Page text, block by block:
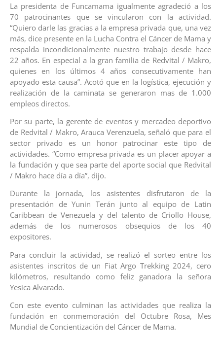
La presidenta de Funcamama igualmente agradeció a los
70 patrocinantes que se vincularon con la actividad.
“Quiero darle las gracias a la empresa privada que, una vez
más, dice presente en la Lucha Contra el Cáncer de Mama y
respalda incondicionalmente nuestro trabajo desde hace
22 años. En especial a la gran familia de Redvital / Makro,
quienes en los últimos 4 años consecutivamente han
apoyado esta causa”. Acotó que en la logística, ejecución y
realización de la caminata se generaron mas de 1.000
empleos directos.
Por su parte, la gerente de eventos y mercadeo deportivo
de Redvital / Makro, Arauca Verenzuela, señaló que para el
sector privado es un honor patrocinar este tipo de
actividades. “Como empresa privada es un placer apoyar a
la fundación y que sea parte del aporte social que Redvital
/ Makro hace día a día”, dijo.
Durante la jornada, los asistentes disfrutaron de la
presentación de Yunin Terán junto al equipo de Latin
Caribbean de Venezuela y del talento de Criollo House,
además de los numerosos obsequios de los 40
expositores.
Para concluir la actividad, se realizó el sorteo entre los
asistentes inscritos de un Fiat Argo Trekking 2024, cero
kilómetros, resultando como feliz ganadora la señora
Yesica Alvarado.
Con este evento culminan las actividades que realiza la
fundación en conmemoración del Octubre Rosa, Mes
Mundial de Concientización del Cáncer de Mama.